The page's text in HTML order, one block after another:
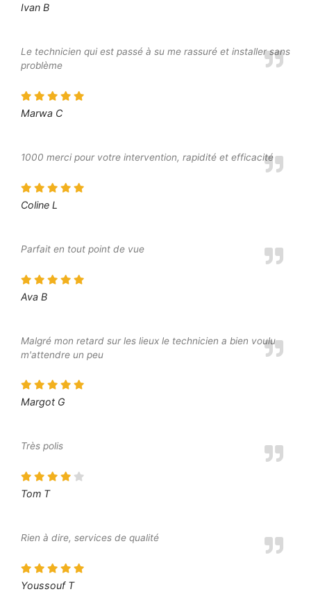
Ivan B
Le technicien qui est passé à su me rassuré et installer sans
problème
Marwa C
1000 merci pour votre intervention, rapidité et efficacité
Coline L
Parfait en tout point de vue
Ava B
Malgré mon retard sur les lieux le technicien a bien voulu
m'attendre un peu
Margot G
Très polis
Tom T
Rien à dire, services de qualité
Youssouf T